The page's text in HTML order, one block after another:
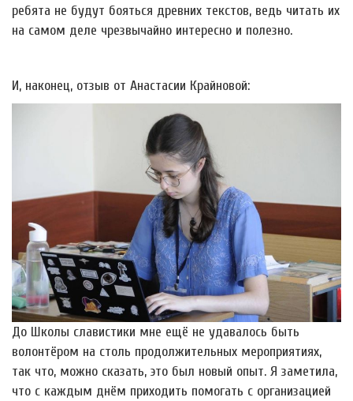
ребята не будут бояться древних текстов, ведь читать их
на самом деле чрезвычайно интересно и полезно.
И, наконец, отзыв от Анастасии Крайновой:
До Школы славистики мне ещё не удавалось быть
волонтёром на столь продолжительных мероприятиях,
так что, можно сказать, это был новый опыт. Я заметила,
что с каждым днём приходить помогать с организацией